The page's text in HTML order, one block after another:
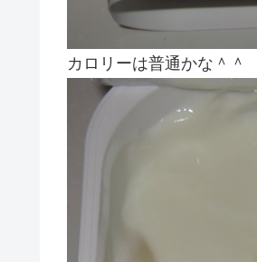
カロリーは普通かな＾＾